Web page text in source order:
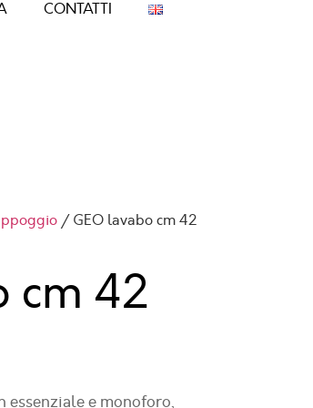
CONTATTI
/ GEO lavabo cm 42
cm 42
essenziale e monoforo,